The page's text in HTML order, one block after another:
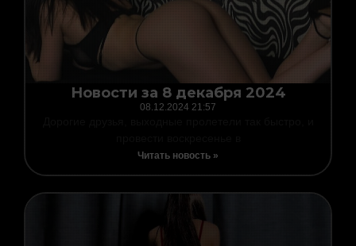
Новости за 8 декабря 2024
08.12.2024 21:57
Читать новость »